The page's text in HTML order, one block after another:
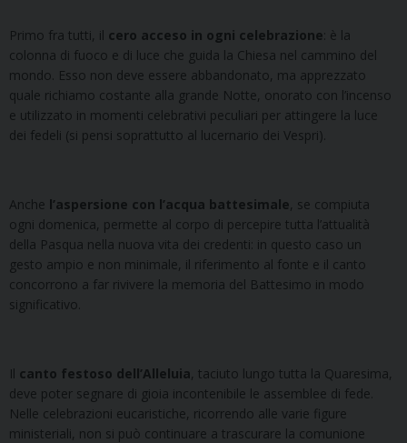
Primo fra tutti, il cero acceso in ogni celebrazione : è la
colonna di fuoco e di luce che guida la Chiesa nel cammino del
mondo. Esso non deve essere abbandonato, ma apprezzato
quale richiamo costante alla grande Notte, onorato con l’incenso
e utilizzato in momenti celebrativi peculiari per attingere la luce
dei fedeli (si pensi soprattutto al lucernario dei Vespri).
Anche l’aspersione con l’acqua battesimale , se compiuta
ogni domenica, permette al corpo di percepire tutta l’attualità
della Pasqua nella nuova vita dei credenti: in questo caso un
gesto ampio e non minimale, il riferimento al fonte e il canto
concorrono a far rivivere la memoria del Battesimo in modo
significativo.
Il canto festoso dell’Alleluia , taciuto lungo tutta la Quaresima,
deve poter segnare di gioia incontenibile le assemblee di fede.
Nelle celebrazioni eucaristiche, ricorrendo alle varie figure
ministeriali, non si può continuare a trascurare la comunione